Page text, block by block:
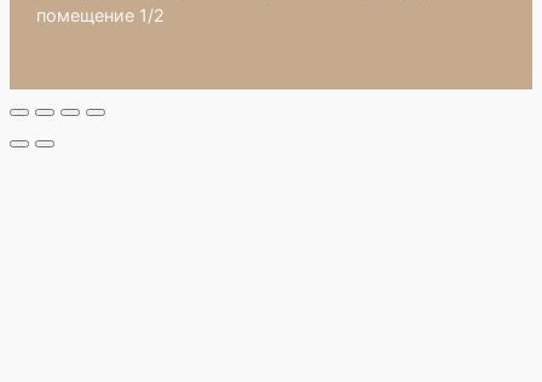
помещение 1/2